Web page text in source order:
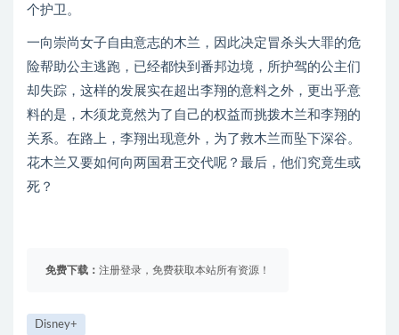
个护卫。
一向崇尚女子自由意志的木兰，因此决定冒杀头大罪的危
险帮助公主逃跑，已经都快到番邦边境，所护驾的公主们
却失踪，这样的发展实在超出李翔的意料之外，更出乎意
料的是，木须龙竟然为了自己的权益而挑拨木兰和李翔的
关系。在路上，李翔出现意外，为了救木兰而坠下深谷。
花木兰又要如何向两国君王交代呢？最后，他们究竟生或
死？
免费下载： 注册登录，免费获取本站所有资源！
Disney+